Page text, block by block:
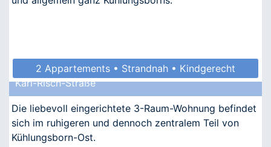
2 Appartements • Strandnah • Kindgerecht
• Allergikergeeignet
Karl-Risch-Straße
Die liebevoll eingerichtete 3-Raum-Wohnung befindet
sich im ruhigeren und dennoch zentralem Teil von
Kühlungsborn-Ost.